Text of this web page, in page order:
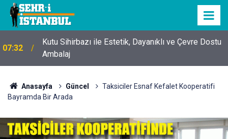
07:32
Kutu Sihirbazı ile Estetik, Dayanıklı ve Çevre Dostu
Ambalaj
Anasayfa Güncel
Taksiciler Esnaf Kefalet Kooperatifi
Bayramda Bir Arada